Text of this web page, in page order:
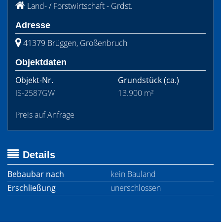
Land- / Forstwirtschaft - Grdst.
Adresse
41379 Brüggen, Großenbruch
Objektdaten
Objekt-Nr.
IS-2587GW
Grundstück(ca.)
13.900 m²
Preis auf Anfrage
Details
Bebaubar nach
kein Bauland
Erschließung
unerschlossen